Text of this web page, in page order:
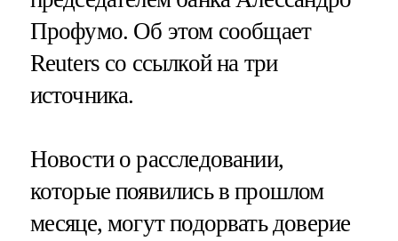
Профумо. Об этом сообщает
Reuters со ссылкой на три
источника.
Новости о расследовании,
которые появились в прошлом
месяце, могут подорвать доверие